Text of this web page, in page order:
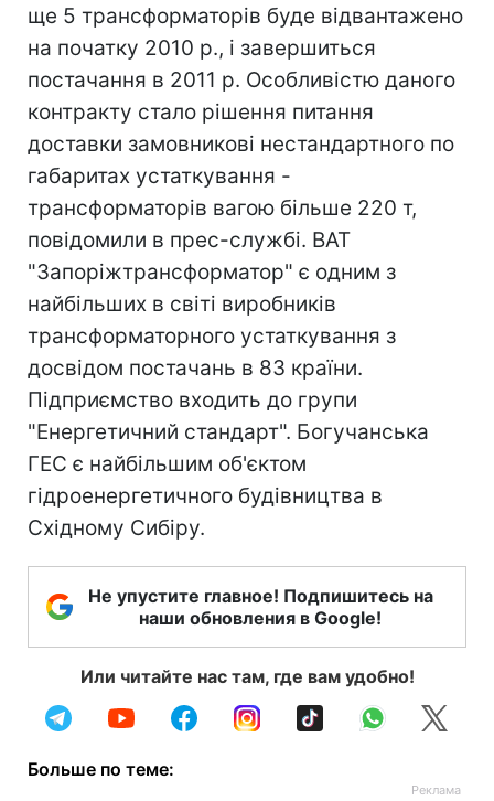
ще 5 трансформаторів буде відвантажено
на початку 2010 р., і завершиться
постачання в 2011 р. Особливістю даного
контракту стало рішення питання
доставки замовникові нестандартного по
габаритах устаткування -
трансформаторів вагою більше 220 т,
повідомили в прес-службі. ВАТ
"Запоріжтрансформатор" є одним з
найбільших в світі виробників
трансформаторного устаткування з
досвідом постачань в 83 країни.
Підприємство входить до групи
"Енергетичний стандарт". Богучанська
ГЕС є найбільшим об'єктом
гідроенергетичного будівництва в
Східному Сибіру.
Не упустите главное! Подпишитесь на
наши обновления в Google!
Или читайте нас там, где вам удобно!
Больше по теме: